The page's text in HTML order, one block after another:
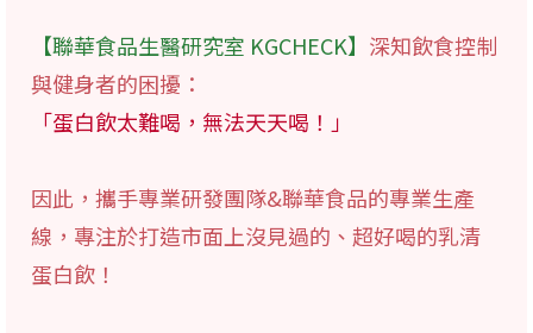
【聯華食品生醫研究室 KGCHECK】 深知飲食控制
與健身者的困擾：
「蛋白飲太難喝，無法天天喝！」
因此，攜手專業研發團隊&聯華食品的專業生產
線，專注於打造市面上沒見過的、超好喝的乳清
蛋白飲！